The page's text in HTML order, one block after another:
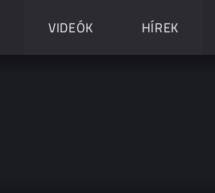
VIDEÓK HÍREK